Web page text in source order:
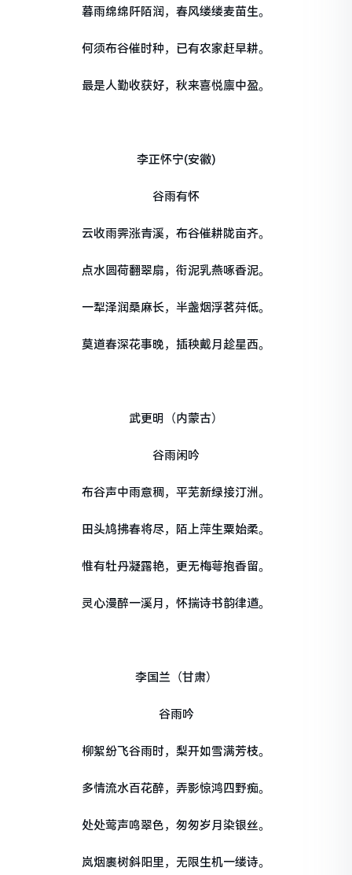
暮雨绵绵阡陌润，春风缕缕麦苗生。
何须布谷催时种，已有农家赶早耕。
最是人勤收获好，秋来喜悦廪中盈。
李正怀宁(安徽)
谷雨有怀
云收雨霁涨青溪，布谷催耕陇亩齐。
点水圆荷翻翠扇，衔泥乳燕啄香泥。
一犁泽润桑麻长，半盏烟浮茗荈低。
莫道春深花事晚，插秧戴月趁星西。
武更明（内蒙古）
谷雨闲吟
布谷声中雨意稠，平芜新绿接汀洲。
田头鸠拂春将尽，陌上萍生粟始柔。
惟有牡丹凝露艳，更无梅萼抱香留。
灵心漫醉一溪月，怀揣诗书韵律遒。
李国兰（甘肃）
谷雨吟
柳絮纷飞谷雨时，梨开如雪满芳枝。
多情流水百花醉，弄影惊鸿四野痴。
处处莺声鸣翠色，匆匆岁月染银丝。
岚烟裹树斜阳里，无限生机一缕诗。